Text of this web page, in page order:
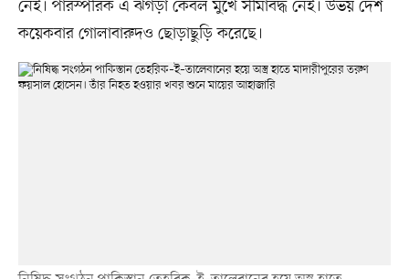
নেই। পারস্পরিক এ ঝগড়া কেবল মুখে সীমাবদ্ধ নেই। উভয় দেশ
কয়েকবার গোলাবারুদও ছোড়াছুড়ি করেছে।